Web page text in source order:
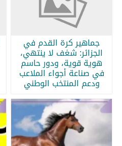
جماهير كرة القدم في
الجزائر: شغف لا ينتهي،
هوية قوية، ودور حاسم
في صناعة أجواء الملاعب
ودعم المنتخب الوطني